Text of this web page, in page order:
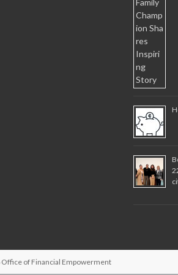
Office of Financial Empowerment